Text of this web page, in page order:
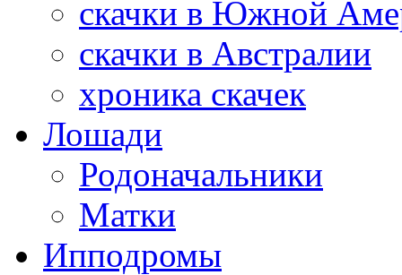
скачки в Южной
скачки в Австралии
хроника скачек
Лошади
Родоначальники
Матки
Ипподромы